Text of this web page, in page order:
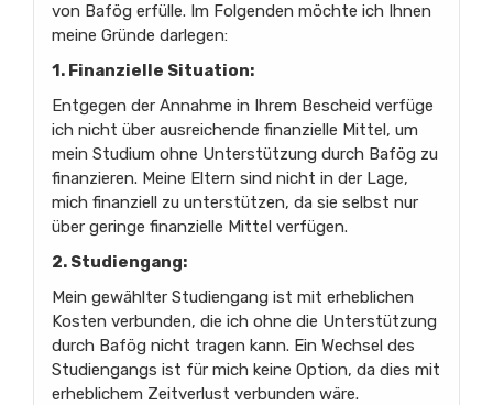
von Bafög erfülle. Im Folgenden möchte ich Ihnen
meine Gründe darlegen:
1. Finanzielle Situation:
Entgegen der Annahme in Ihrem Bescheid verfüge
ich nicht über ausreichende finanzielle Mittel, um
mein Studium ohne Unterstützung durch Bafög zu
finanzieren. Meine Eltern sind nicht in der Lage,
mich finanziell zu unterstützen, da sie selbst nur
über geringe finanzielle Mittel verfügen.
2. Studiengang:
Mein gewählter Studiengang ist mit erheblichen
Kosten verbunden, die ich ohne die Unterstützung
durch Bafög nicht tragen kann. Ein Wechsel des
Studiengangs ist für mich keine Option, da dies mit
erheblichem Zeitverlust verbunden wäre.